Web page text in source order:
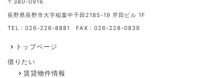
〒380-0916
長野県長野市大字稲葉中千田2185-19 芹田ビル 1F
TEL：026-226-8881 FAX：026-228-0839
トップページ
借りたい
賃貸物件情報